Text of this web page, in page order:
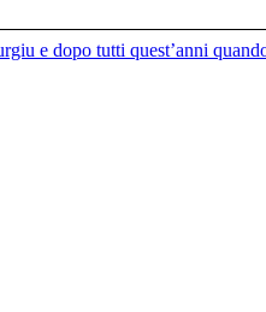
e dopo tutti quest’anni